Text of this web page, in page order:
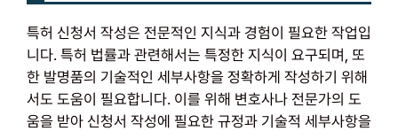
특허 신청서 작성은 전문적인 지식과 경험이 필요한 작업입
니다. 특허 법률과 관련해서는 특정한 지식이 요구되며, 또
한 발명품의 기술적인 세부사항을 정확하게 작성하기 위해
서도 도움이 필요합니다. 이를 위해 변호사나 전문가의 도
움을 받아 신청서 작성에 필요한 규정과 기술적 세부사항을